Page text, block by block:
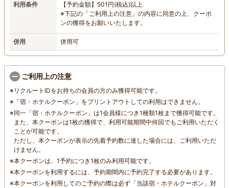
利用条件
【予約金額】501円(税込)以上
※下記の「ご利用上の注意」の内容に同意の上、クーポ
ンの獲得をお願いいたします。
併用 併用可
ご利用上の注意
※ リクルートIDをお持ちの会員の方のみ獲得可能です。
※ 「宿・ホテルクーポン」をプリントアウトしての利用はできません。
※同一「宿・ホテルクーポン」は1会員様につき1種類1枚まで獲得可能です。
また、本クーポンは1枚の獲得で、利用可能期間中何回でも ご利用いただく
ことが可能です。
ただし、本クーポンが表示の先着予約数に達した場合には、ご利用いただ
けません。
※本クーポンは、1予約につき1枚のみ利用可能です。
※本クーポンを利用するには、予約期間内に予約完了する必要があります。
※本クーポンを利用してのご予約の際は必ず「当該宿・ホテルクーポン」対